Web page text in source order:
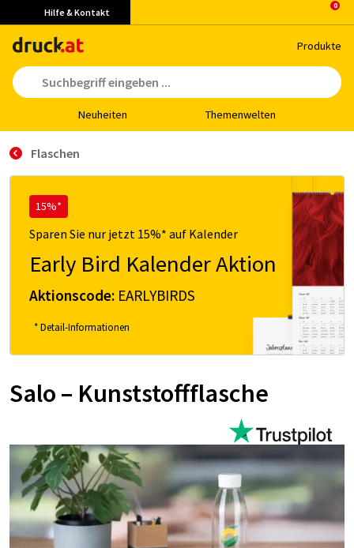
Hilfe & Kontakt
Pro­duk­te
Neu­hei­ten The­men­wel­ten
Flaschen
15%*
Sparen Sie nur jetzt 15%* auf Kalender
Early Bird Kalender Aktion
Aktionscode: EARLYBIRDS
* Detail-Informationen
Salo – Kunststoffflasche